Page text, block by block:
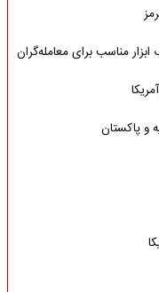
مناسب برای معامله‌گران
و پاکستان